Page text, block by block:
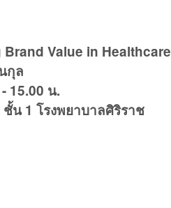
Value in Healthcare
กุล
15.00 น.
น 1 โรงพยาบาลศิริราช